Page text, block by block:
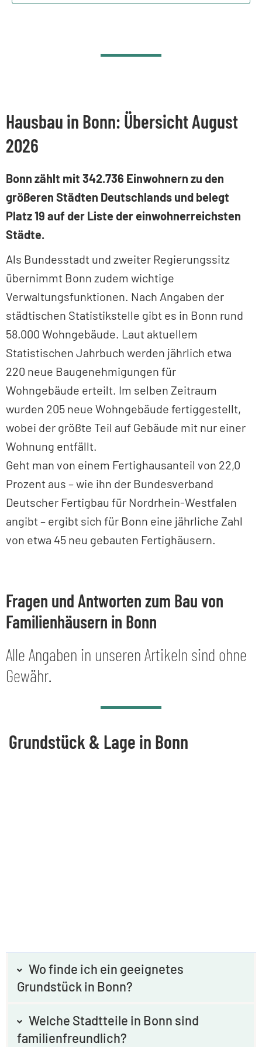
Hausbau in Bonn: Übersicht August
2026
Bonn zählt mit 342.736 Einwohnern zu den
größeren Städten Deutschlands und belegt
Platz 19 auf der Liste der einwohnerreichsten
Städte.
Als Bundesstadt und zweiter Regierungssitz
übernimmt Bonn zudem wichtige
Verwaltungsfunktionen. Nach Angaben der
städtischen Statistikstelle gibt es in Bonn rund
58.000 Wohngebäude. Laut aktuellem
Statistischen Jahrbuch werden jährlich etwa
220 neue Baugenehmigungen für
Wohngebäude erteilt. Im selben Zeitraum
wurden 205 neue Wohngebäude fertiggestellt,
wobei der größte Teil auf Gebäude mit nur einer
Wohnung entfällt.
Geht man von einem Fertighausanteil von 22,0
Prozent aus – wie ihn der Bundesverband
Deutscher Fertigbau für Nordrhein-Westfalen
angibt – ergibt sich für Bonn eine jährliche Zahl
von etwa 45 neu gebauten Fertighäusern.
Fragen und Antworten zum Bau von
Familienhäusern in Bonn
Alle Angaben in unseren Artikeln sind ohne
Gewähr.
Grundstück & Lage in Bonn
Wo finde ich ein geeignetes
Grundstück in Bonn?
Welche Stadtteile in Bonn sind
familienfreundlich?